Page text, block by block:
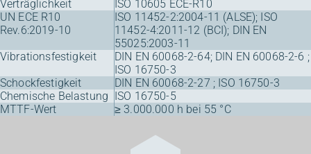
Verträglichkeit
ISO 10605 ECE-R10
UN ECE R10
Rev.6:2019-10
ISO 11452-2:2004-11 (ALSE); ISO
11452-4:2011-12 (BCI); DIN EN
55025:2003-11
Vibrationsfestigkeit
DIN EN 60068-2-64; DIN EN 60068-2-6 ;
ISO 16750-3
Schockfestigkeit
DIN EN 60068-2-27 ; ISO 16750-3
Chemische Belastung
ISO 16750-5
MTTF-Wert
≥ 3.000.000 h bei 55 °C